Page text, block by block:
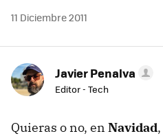
11 Diciembre 2011
Javier Penalva
Editor - Tech
Quieras o no, en Navidad